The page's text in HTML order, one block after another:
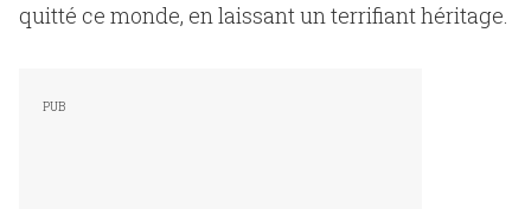
quitté ce monde, en laissant un terrifiant héritage.